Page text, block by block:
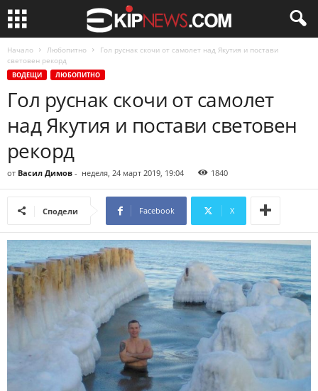
Начало Любопитно
Гол руснак скочи от самолет над Якутия и постави
световен рекорд
ВОДЕЩИ ЛЮБОПИТНО
Гол руснак скочи от самолет
над Якутия и постави световен
рекорд
от Васил Димов - неделя, 24 март 2019, 19:04 1840
Сподели Facebook X